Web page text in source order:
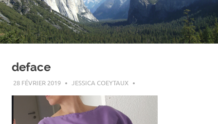
deface
28 FÉVRIER 2019 JESSICA COEYTAUX